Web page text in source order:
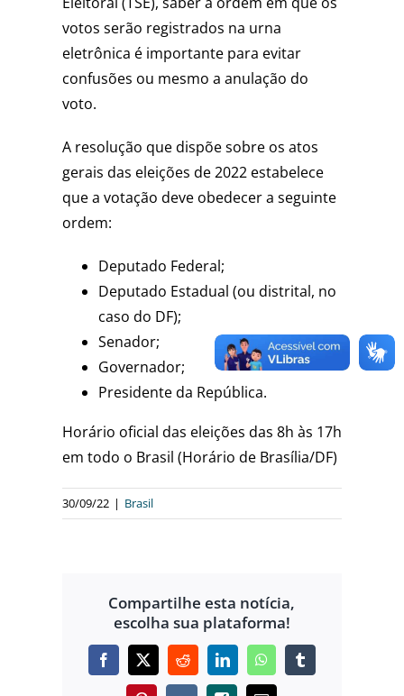
votos serão registrados na urna
eletrônica é importante para evitar
confusões ou mesmo a anulação do
voto.
A resolução que dispõe sobre os atos
gerais das eleições de 2022 estabelece
que a votação deve obedecer a seguinte
ordem:
Deputado Federal;
Deputado Estadual (ou distrital, no
caso do DF);
Senador;
Governador;
Presidente da República.
Horário oficial das eleições das 8h às 17h
em todo o Brasil (Horário de Brasília/DF)
30/09/22 | Brasil
Compartilhe esta notícia,
escolha sua plataforma!
Facebook
X RedditLinkedInWhatsAppTumblr